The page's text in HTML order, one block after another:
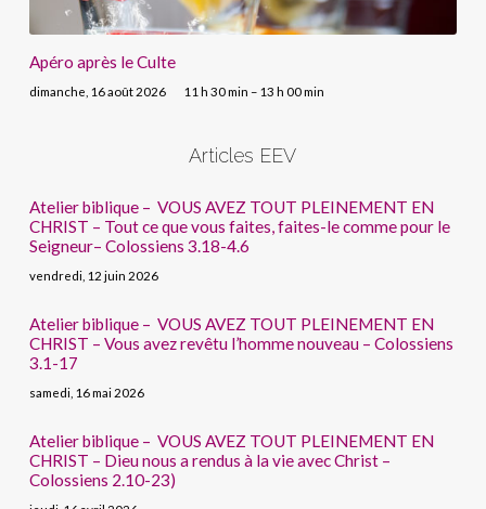
Apéro après le Culte
dimanche, 16 août 2026 11 h 30 min – 13 h 00 min
Articles EEV
Atelier biblique – VOUS AVEZ TOUT PLEINEMENT EN
CHRIST – Tout ce que vous faites, faites-le comme pour le
Seigneur– Colossiens 3.18-4.6
vendredi, 12 juin 2026
Atelier biblique – VOUS AVEZ TOUT PLEINEMENT EN
CHRIST – Vous avez revêtu l’homme nouveau – Colossiens
3.1-17
samedi, 16 mai 2026
Atelier biblique – VOUS AVEZ TOUT PLEINEMENT EN
CHRIST – Dieu nous a rendus à la vie avec Christ –
Colossiens 2.10-23)